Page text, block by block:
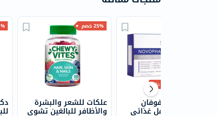
25% خصم
علكات للشعر والبشرة
والأظافر للبالغين تشوي
آي سي أم نوفوفان
كبسولات مكمل غذائي